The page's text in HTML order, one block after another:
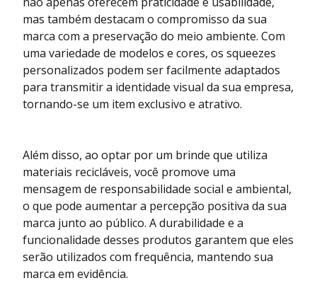
mas também destacam o compromisso da sua
marca com a preservação do meio ambiente. Com
uma variedade de modelos e cores, os squeezes
personalizados podem ser facilmente adaptados
para transmitir a identidade visual da sua empresa,
tornando-se um item exclusivo e atrativo.
Além disso, ao optar por um brinde que utiliza
materiais recicláveis, você promove uma
mensagem de responsabilidade social e ambiental,
o que pode aumentar a percepção positiva da sua
marca junto ao público. A durabilidade e a
funcionalidade desses produtos garantem que eles
serão utilizados com frequência, mantendo sua
marca em evidência.